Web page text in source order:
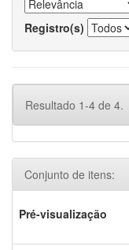
Registro(s)
Resultado 1-4 de 4.
Conjunto de itens:
Pré-visualização